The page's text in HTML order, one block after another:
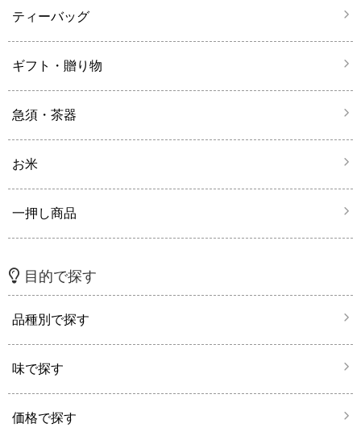
ティーバッグ
ギフト・贈り物
急須・茶器
お米
一押し商品
目的で探す
品種別で探す
味で探す
価格で探す